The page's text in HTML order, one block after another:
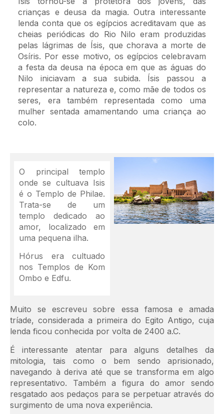
crianças e deusa da magia. Outra interessante
lenda conta que os egípcios acreditavam que as
cheias periódicas do Rio Nilo eram produzidas
pelas lágrimas de Ísis, que chorava a morte de
Osíris. Por esse motivo, os egípcios celebravam
a festa da deusa na época em que as águas do
Nilo iniciavam a sua subida. Ísis passou a
representar a natureza e, como mãe de todos os
seres, era também representada como uma
mulher sentada amamentando uma criança ao
colo.
O principal templo
onde se cultuava Isis
é o Templo de Philae.
Trata-se de um
templo dedicado ao
amor, localizado em
uma pequena ilha.
Hórus era cultuado
nos Templos de Kom
Ombo e Edfu.
Muito se escreveu sobre essa famosa e amada
tríade, considerada a primeira do Egito Antigo, cuja
lenda ficou conhecida por volta de 2400 a.C.
É interessante atentar para alguns detalhes da
mitologia, tais como o bem sendo aprisionado,
navegando à deriva até que se transforma em algo
representativo. Também a figura do amor sendo
resgatado aos pedaços para se perpetuar através do
surgimento de uma nova experiência.